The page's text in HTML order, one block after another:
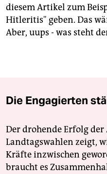
diesem Artikel zum
Hitleritis" geben. Das
Aber, uups - was steht
Die Engagierten
Der drohende Erfolg
Landtagswahlen zeigt,
Kräfte inzwischen
braucht es